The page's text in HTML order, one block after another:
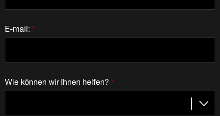
*
E-mail:
*
Wie können wir Ihnen helfen?